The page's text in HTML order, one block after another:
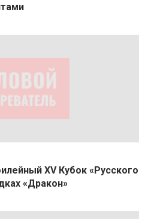
XV Кубок «Русского
«Дракон»